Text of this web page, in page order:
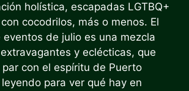
holística, escapadas LGTBQ+
cocodrilos, más o menos. El
de julio es una mezcla
y eclécticas, que
con el espíritu de Puerto
para ver qué hay en